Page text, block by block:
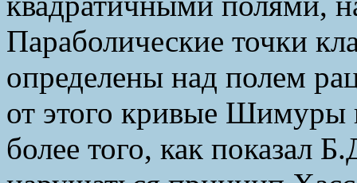
Параболические точки
определены над полем
от этого кривые Шимуры
более того, как показал